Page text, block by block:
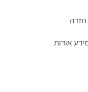
אודות